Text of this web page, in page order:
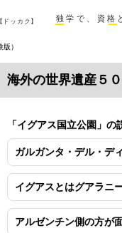
）
海外の世界遺産５
「イグアス国立公園」の
ガルガンタ・デル・デ
イグアスとはグアラニ
アルゼンチン側の方が